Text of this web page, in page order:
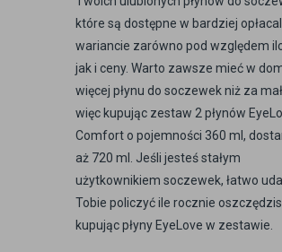
które są dostępne w bardziej
wariancie zarówno pod względem
jak i ceny. Warto zawsze mieć w
więcej płynu do soczewek niż za
więc kupując zestaw 2 płynów
Comfort o pojemności 360 ml,
aż 720 ml. Jeśli jesteś stałym
użytkownikiem soczewek, łatwo
Tobie policzyć ile rocznie
kupując płyny EyeLove w zestawie.